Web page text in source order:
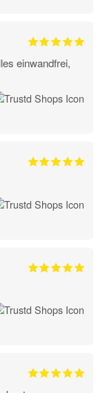
einwandfrei,